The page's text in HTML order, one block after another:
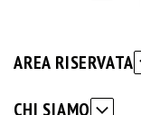
CHI SIAMO
AREA RISERVATA